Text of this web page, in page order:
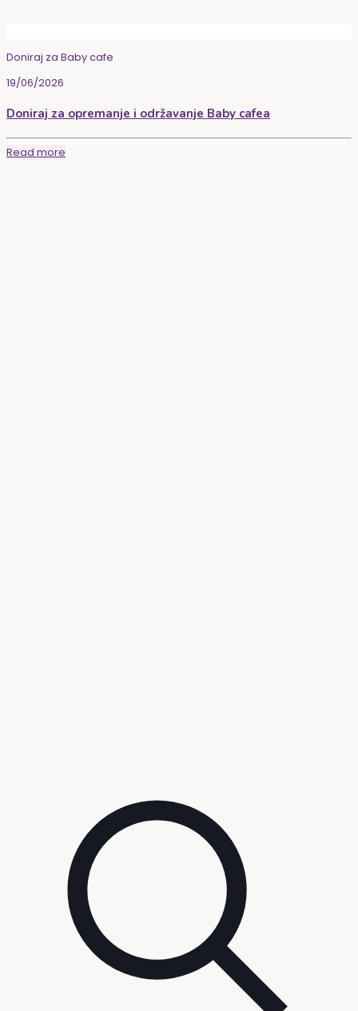
Doniraj za Baby cafe
19/06/2026
Doniraj za opremanje i održavanje Baby cafea
Read more